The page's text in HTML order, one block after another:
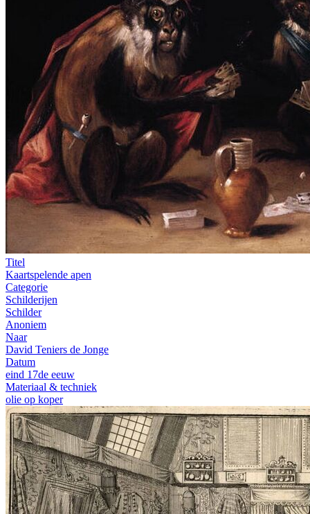
Titel
Kaartspelende apen
Categorie
Schilderijen
Schilder
Anoniem
Naar
David Teniers de Jonge
Datum
eind 17de eeuw
Materiaal & techniek
olie op koper